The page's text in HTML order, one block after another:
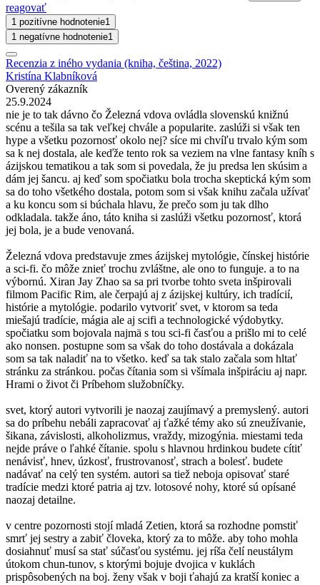
reagovať
1 pozitívne hodnotenie1
1 negatívne hodnotenie1
Recenzia z iného vydania (kniha, čeština, 2022)
Kristína Klabníková
Overený zákazník
25.9.2024
nie je to tak dávno čo Železná vdova ovládla slovenskú knižnú
scénu a tešila sa tak veľkej chvále a popularite. zaslúži si však ten
hype a všetku pozornosť okolo nej? síce mi chvíľu trvalo kým som
sa k nej dostala, ale keďže tento rok sa veziem na vlne fantasy kníh s
ázijskou tematikou a tak som si povedala, že ju predsa len skúsim a
dám jej šancu. aj keď som spočiatku bola trocha skeptická kým som
sa do toho všetkého dostala, potom som si však knihu začala užívať
a ku koncu som si búchala hlavu, že prečo som ju tak dlho
odkladala. takže áno, táto kniha si zaslúži všetku pozornosť, ktorá
jej bola, je a bude venovaná.
Železná vdova predstavuje zmes ázijskej mytológie, čínskej histórie
a sci-fi. čo môže znieť trochu zvláštne, ale ono to funguje. a to na
výbornú. Xiran Jay Zhao sa sa pri tvorbe tohto sveta inšpirovali
filmom Pacific Rim, ale čerpajú aj z ázijskej kultúry, ich tradícií,
histórie a mytológie. podarilo vytvoriť svet, v ktorom sa teda
miešajú tradície, mágia ale aj scifi a technologické výdobytky.
spočiatku som bojovala najmä s tou sci-fi časťou a prišlo mi to celé
ako nonsen. postupne som sa však do toho dostávala a dokázala
som sa tak naladiť na to všetko. keď sa tak stalo začala som hltať
stránku za stránkou. počas čítania som si všímala inšpiráciu aj napr.
Hrami o život či Príbehom služobníčky.
svet, ktorý autori vytvorili je naozaj zaujímavý a premyslený. autori
sa do príbehu nebáli zapracovať aj ťažké témy ako sú zneužívanie,
šikana, závislosti, alkoholizmus, vraždy, mizogýnia. miestami teda
nejde práve o ľahké čítanie. spolu s hlavnou hrdinkou budete cítiť
nenávisť, hnev, úzkosť, frustrovanosť, strach a bolesť. budete
nadávať na celý ten systém. autori sa tiež neboja opisovať staré
tradície medzi ktoré patria aj tzv. lotosové nohy, ktoré sú opísané
naozaj detailne.
v centre pozornosti stojí mladá Zetien, ktorá sa rozhodne pomstiť
smrť jej sestry a zabiť človeka, ktorý za to môže. aby toho mohla
dosiahnuť musí sa stať súčasťou systému. jej ríša čelí neustálym
útokom chun-tunov, s ktorými bojuje dvojica v kuklách
prispôsobených na boj. ženy však v boji ťahajú za kratší koniec a